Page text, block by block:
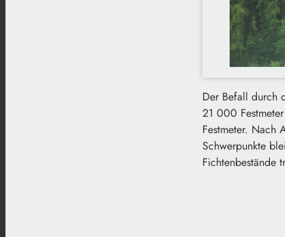
Der Befall durch
21 000
Festmeter. Nach
Schwerpunkte
Fichtenbestände